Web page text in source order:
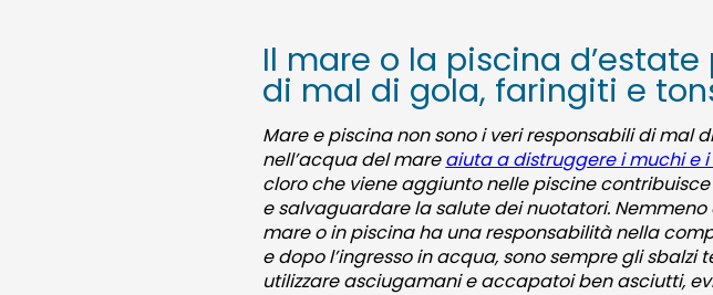
Il mare o la piscina
di mal di gola, faringiti e
Mare e piscina non sono i veri responsabili di mal
nell’acqua del mareaiuta a distruggere i muchi e
cloro che viene aggiunto nelle piscine
e salvaguardare la salute dei nuotatori.
mare o in piscina ha una responsabilità nella
e dopo l’ingresso in acqua, sono sempre gli
utilizzare asciugamani e accapatoi ben asciutti,